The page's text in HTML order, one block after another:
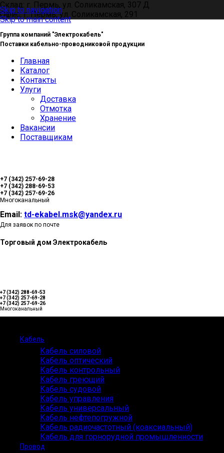
Skip to navigation
Skip to main content
Склад: г. Пермь, ул. Соликамская, 307 Д
Офис: г. Пермь, ул. Соликамская, 291
Группа компаний "Электрокабель"
Поставки кабельно-проводниковой продукции
Главная
Каталог
Контакты
Улуги
Доставка
Отмотка
Хранение
Вакансии
Поставщикам
+7 (342) 257-69-28
+7 (342) 288-69-53
+7 (342) 257-69-26
Многоканальный
Email: td-ekabel.msk@yandex.ru
Для заявок по почте
Торговый дом Электрокабель
+7 (342) 288-69-53
+7 (342) 257-69-28
+7 (342) 257-69-26
Многоканальный
Кабель
Кабель силовой
Кабель оптический
Кабель контрольный
Кабель греющий
Кабель судовой
Кабель управления
Кабель универсальный
Кабель нефтепогружной
Кабель радиочастотный (коаксиальный)
Кабель для горнорудной промышленности
Провод